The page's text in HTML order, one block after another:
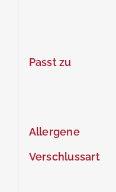
Passt zu
Allergene
Verschlussart